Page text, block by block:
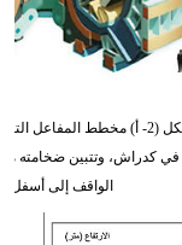
الشكل (2- أ) مخطط المفاعل
في كدراش، وتتبين ضخامته
الواقف إلى أسفل